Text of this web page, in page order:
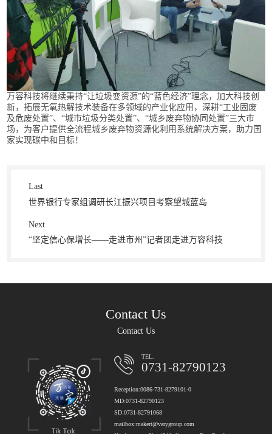
万容科技将继续秉持“让垃圾变资源”的“蓝色经济”理念，加大科技创
新，拓展无氧热解技术装备在多领域的产业化应用，深耕“工业固废
及危废处置”、“城市垃圾分类处置”、“城乡废弃物协同处置”三大市
场，为客户提供全流程城乡废弃物资源化利用系统解决方案，助力国
家实现碳中和目标！
Last
世界银行专家组调研长江振兴项目考察望城蓝岛
Next
“坚定信心保增长――走进市州”记者团走进万容科技
Contact Us
Contact Us
TEL.
0731-82790123
Reception:0086-731-8279101-0
MD:0731-82790123
SD:0731-82791068
mailbox:makert@varygroup.com